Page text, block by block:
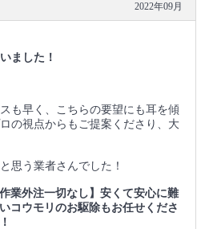
2022年09月
ました！
も早く、こちらの要望にも耳を傾
の視点からもご提案くださり、大
思う業者さんでした！
作業外注一切なし】安くて安心に難
コウモリのお駆除もお任せくださ